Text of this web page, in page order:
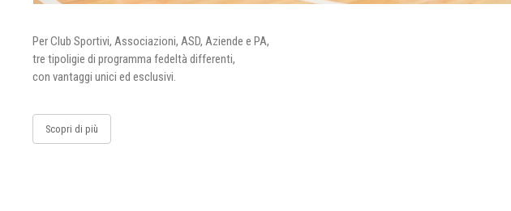
Per Club Sportivi, Associazioni, ASD, Aziende e PA,
tre tipoligie di programma fedeltà differenti,
con vantaggi unici ed esclusivi.
Scopri di più